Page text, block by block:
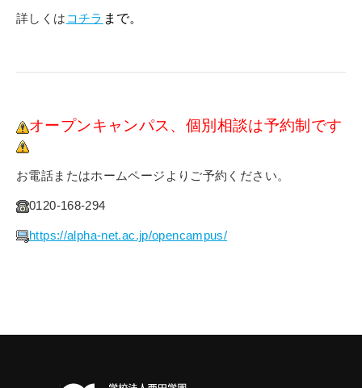
詳しくは コチラ まで。
オープンキャンパス、個別相談は予約制です
お電話またはホームページよりご予約ください。
0120-168-294
https://alpha-net.ac.jp/opencampus/